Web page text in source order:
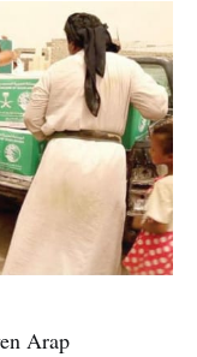
Arap